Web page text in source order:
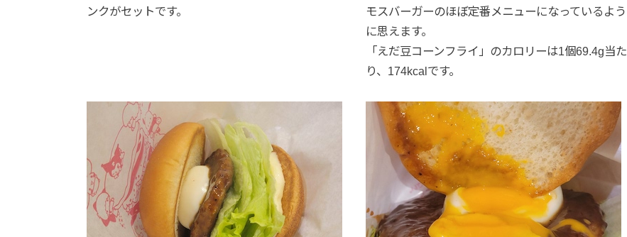
ンクがセットです。
モスバーガーのほぼ定番メニューになっているよう
に思えます。
「えだ豆コーンフライ」のカロリーは1個69.4g当た
り、174kcalです。